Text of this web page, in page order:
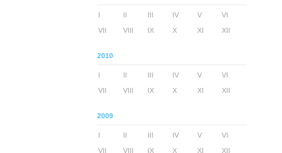
I II III IV V
VI
VII
VIII IX X XI XII
2010
I II III IV V
VI
VII
VIII IX X XI XII
2009
I II III IV V
VI
VII
VIII IX X XI XII